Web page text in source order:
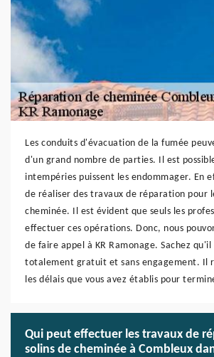
Les conduits d'évacuation de la fumée
d'un grand nombre de parties. Il est
intempéries puissent les endommager. En
de réaliser des travaux de réparation pour
cheminée. Il est évident que seuls les
effectuer ces opérations. Donc, nous
de faire appel à KR Ramonage. Sachez qu'il
totalement gratuit et sans engagement. Il
les délais que vous avez établis pour
Qui peut effectuer les travaux de
solins de cheminée à Combleux